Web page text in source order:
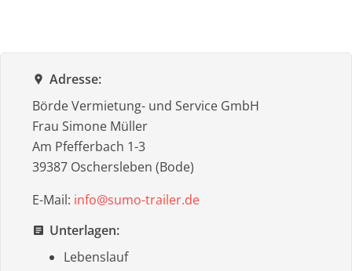
location_pin Adresse:
Börde Vermietung- und Service GmbH
Frau Simone Müller
Am Pfefferbach 1-3
39387 Oschersleben (Bode)
E-Mail: info@sumo-trailer.de
article Unterlagen:
Lebenslauf